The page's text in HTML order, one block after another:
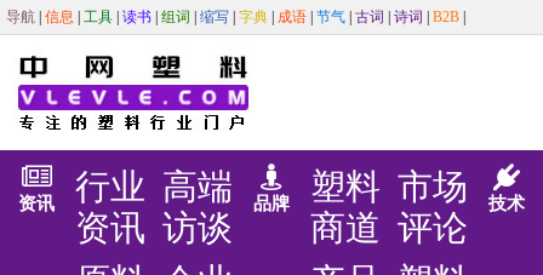
导航 信息 工具 读书 组词 缩写 字典 成语 节气 古词 诗词 B2B
资讯
行业
资讯
高端
访谈
品牌
塑料
商道
市场
评论
技术